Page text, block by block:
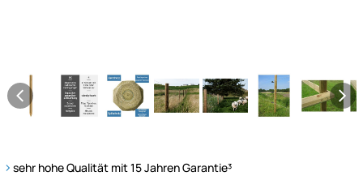
sehr hohe Qualität mit 15 Jahren Garantie³